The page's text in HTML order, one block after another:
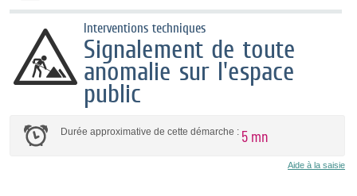
Interventions techniques
Signalement de toute
anomalie sur l'espace
public
Durée approximative de cette démarche : 5 mn
Aide à la saisie